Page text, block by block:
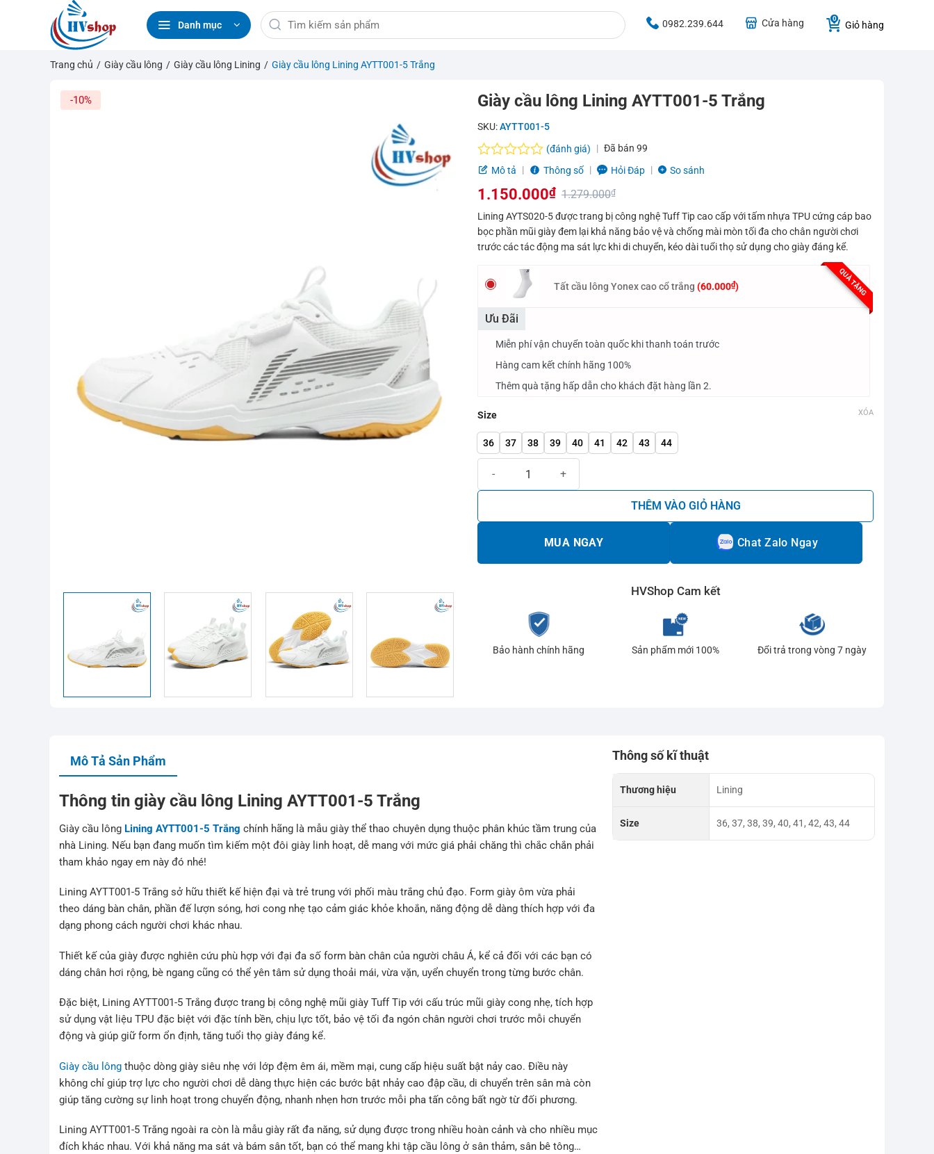
Danh mục
Tìm
kiếm:
0982.239.644 Cửa hàng Giỏ hàng
Trang chủ / Giày cầu lông / Giày cầu lông Lining / Giày cầu lông Lining AYTT001-5 Trắng
-10% Giày cầu lông Lining AYTT001-5 Trắng
SKU:AYTT001-5
Được
hạng
5
sao
(đánh giá) Đã bán99
Mô tả
Thông số Hỏi Đáp So sánh
1.279.000₫
Giá
gốc
1.279.000₫.
1.150.000₫
Giá
hiện
là:
1.150.000₫.
Lining AYTS020-5 được trang bị công nghệ Tuff Tip cao cấp với tấm nhựa TPU cứng cáp bao
bọc phần mũi giày đem lại khả năng bảo vệ và chống mài mòn tối đa cho chân người chơi
trước các tác động ma sát lực khi di chuyển, kéo dài tuổi thọ sử dụng cho giày đáng kể.
QUÀ TẶNG
Tất cầu lông Yonex cao cổ trắng (60.000₫)
Ưu Đãi
Miễn phí vận chuyển toàn quốc khi thanh toán trước
Hàng cam kết chính hãng 100%
Thêm quà tặng hấp dẫn cho khách đặt hàng lần 2.
Size
36 37 38 39 40 41 42 43 44
XÓA
THÊM VÀO GIỎ HÀNG
MUA NGAY Chat Zalo Ngay
HVShop Cam kết
Bảo hành chính hãng Sản phẩm mới 100% Đổi trả trong vòng 7 ngày
Mô Tả Sản Phẩm
Thông tin giày cầu lông Lining AYTT001-5 Trắng
Giày cầu lông Lining AYTT001-5 Trắng chính hãng là mẫu giày thể thao chuyên dụng thuộc phân khúc tầm trung của
nhà Lining. Nếu bạn đang muốn tìm kiếm một đôi giày linh hoạt, dễ mang với mức giá phải chăng thì chắc chắn phải
tham khảo ngay em này đó nhé!
Lining AYTT001-5 Trắng sở hữu thiết kế hiện đại và trẻ trung với phối màu trắng chủ đạo. Form giày ôm vừa phải
theo dáng bàn chân, phần đế lượn sóng, hơi cong nhẹ tạo cảm giác khỏe khoắn, năng động dễ dàng thích hợp với đa
dạng phong cách người chơi khác nhau.
Thiết kế của giày được nghiên cứu phù hợp với đại đa số form bàn chân của người châu Á, kể cả đối với các bạn có
dáng chân hơi rộng, bè ngang cũng có thể yên tâm sử dụng thoải mái, vừa vặn, uyển chuyển trong từng bước chân.
Đặc biệt, Lining AYTT001-5 Trắng được trang bị công nghệ mũi giày Tuff Tip với cấu trúc mũi giày cong nhẹ, tích hợp
sử dụng vật liệu TPU đặc biệt với đặc tính bền, chịu lực tốt, bảo vệ tối đa ngón chân người chơi trước mỗi chuyển
động và giúp giữ form ổn định, tăng tuổi thọ giày đáng kể.
Giày cầu lông thuộc dòng giày siêu nhẹ với lớp đệm êm ái, mềm mại, cung cấp hiệu suất bật nảy cao. Điều này
không chỉ giúp trợ lực cho người chơi dễ dàng thực hiện các bước bật nhảy cao đập cầu, di chuyển trên sân mà còn
giúp tăng cường sự linh hoạt trong chuyển động, nhanh nhẹn hơn trước mỗi pha tấn công bất ngờ từ đối phương.
Lining AYTT001-5 Trắng ngoài ra còn là mẫu giày rất đa năng, sử dụng được trong nhiều hoàn cảnh và cho nhiều mục
đích khác nhau. Với khả năng ma sát và bám sân tốt, bạn có thể mang khi tập cầu lông ở sân thảm, sân bê tông…
Thông số kĩ thuật
Thương hiệu Lining
Size 36, 37, 38, 39, 40, 41, 42, 43, 44